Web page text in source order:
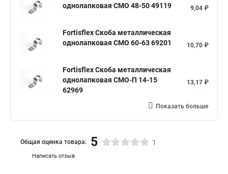
однолапковая СМО 48-50 49119
9,04 ₽
Fortisflex Скоба металлическая
однолапковая СМО 60-63 69201
10,70 ₽
Fortisflex Скоба металлическая
однолапковая СМО-П 14-15
62969
13,17 ₽
Показать больше
Написать отзыв
Общая оценка товара: 5 1